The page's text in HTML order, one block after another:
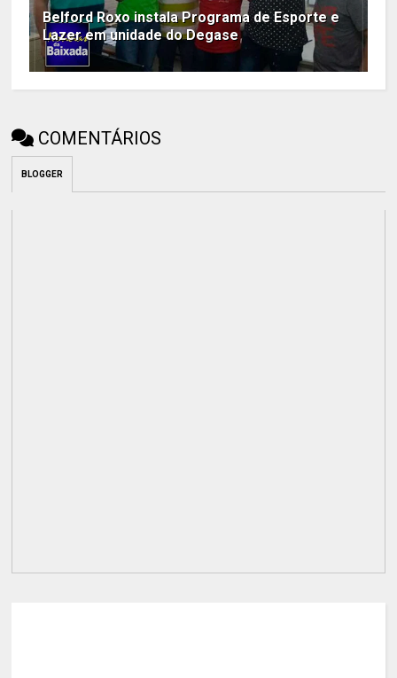
Belford Roxo instala Programa de Esporte e
Lazer em unidade do Degase
COMENTÁRIOS
BLOGGER